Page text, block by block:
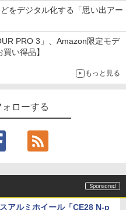
をデジタル化する「思い出アー
PRO 3」、Amazon限定モデ
い得品】
もっと見る
ォローする
アルミホイール「CE28 N-p